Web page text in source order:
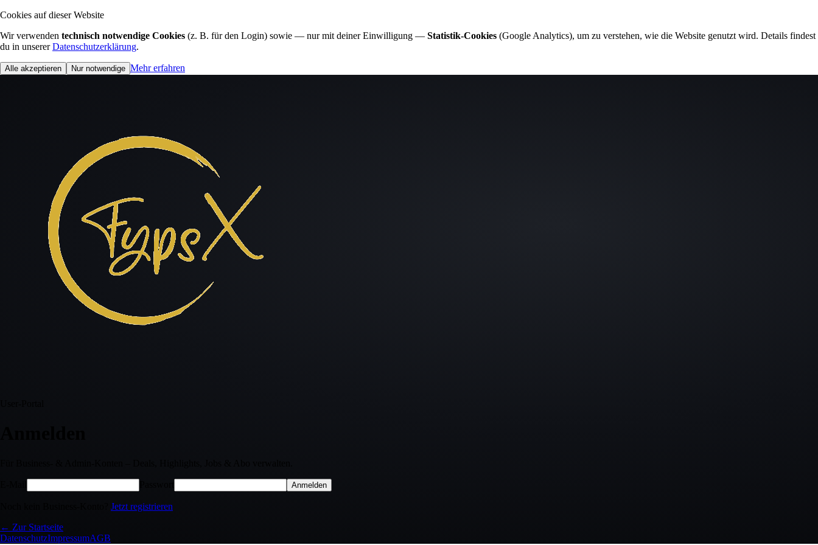
Cookies auf dieser Website
Wir verwenden technisch notwendige Cookies (z. B. für den Login) sowie — nur mit deiner Einwilligung — Statistik-Cookies (Google Analytics), um zu verstehen, wie die Website genutzt wird. Details findest
du in unserer Datenschutzerklärung.
Alle akzeptieren Nur notwendige Mehr erfahren
Anmelden
Jetzt registrieren
← Zur Startseite
DatenschutzImpressumAGB